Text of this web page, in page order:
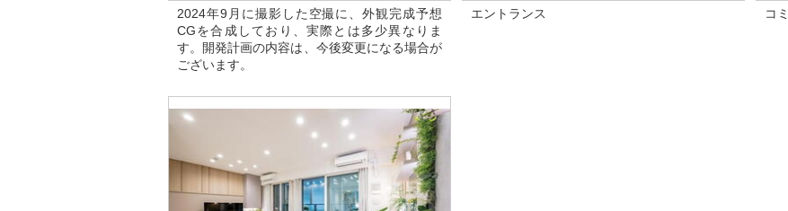
2024年9月に撮影した空撮に、外観完成予想
CGを合成しており、実際とは多少異なりま
す。開発計画の内容は、今後変更になる場合が
ございます。
エントランス コ